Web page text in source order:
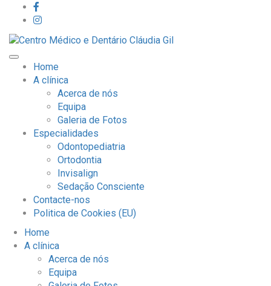
Home
A clínica
Acerca de nós
Equipa
Galeria de Fotos
Especialidades
Odontopediatria
Ortodontia
Invisalign
Sedação Consciente
Contacte-nos
Politica de Cookies (EU)
Home
A clínica
Acerca de nós
Equipa